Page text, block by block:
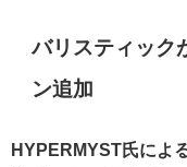
バリスティック
ン追加
HYPERMYST氏によ